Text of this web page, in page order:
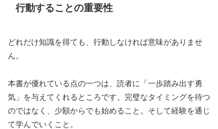
行動することの重要性
どれだけ知識を得ても、行動しなければ意味がありませ
ん。
本書が優れている点の一つは、読者に「一歩踏み出す勇
気」を与えてくれるところです。完璧なタイミングを待つ
のではなく、少額からでも始めること。そして経験を通じ
て学んでいくこと。